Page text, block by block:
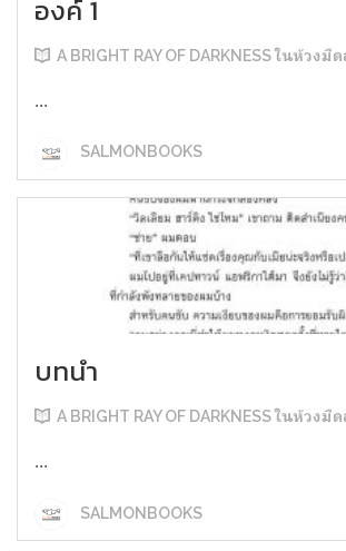
องค์ 1
A BRIGHT RAY OF DARKNESS ในห้วง
...
SALMONBOOKS
บทนำ
A BRIGHT RAY OF DARKNESS ในห้วง
...
SALMONBOOKS